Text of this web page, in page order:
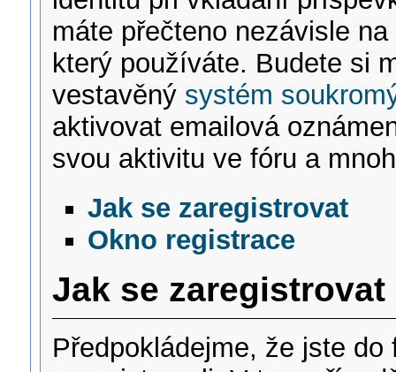
máte přečteno nezávisle
který používáte. Budete si
vestavěný systém
aktivovat emailová
svou aktivitu ve fóru a
Jak se zaregistrovat
Okno registrace
Jak se zaregistrovat
Předpokládejme, že jste